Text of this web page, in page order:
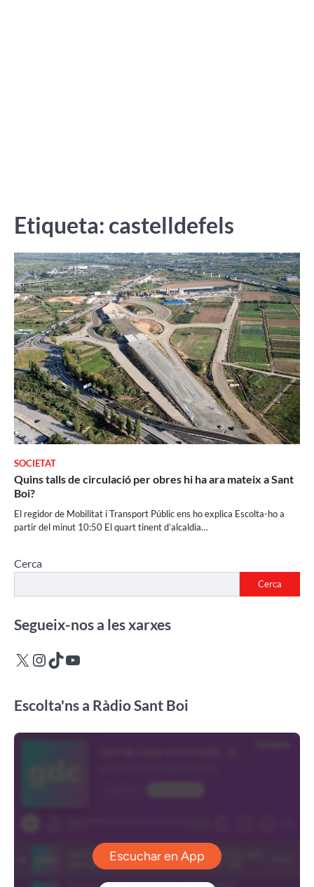
Etiqueta: castelldefels
SOCIETAT
Quins talls de circulació per obres hi ha ara mateix a Sant
Boi?
El regidor de Mobilitat i Transport Públic ens ho explica Escolta-ho a
partir del minut 10:50 El quart tinent d’alcaldia…
Cerca
Cerca
Segueix-nos a les xarxes
X Instagram
TikTokYouTube
Escolta'ns a Ràdio Sant Boi